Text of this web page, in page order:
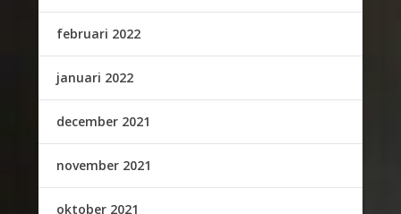
februari 2022
januari 2022
december 2021
november 2021
oktober 2021